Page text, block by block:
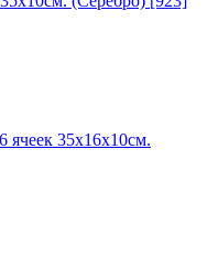
ячеек 35х16х10см.